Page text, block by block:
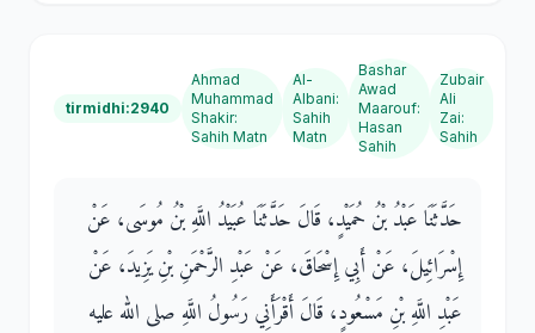
tirmidhi:2940
Ahmad
Muhammad
Shakir:
Sahih Matn
Al-
Albani:
Sahih
Matn
Bashar
Awad
Maarouf:
Hasan
Sahih
Zubair
Ali
Zai:
Sahih
حَدَّثَنَا عَبْدُ بْنُ حُمَيْدٍ، قَالَ حَدَّثَنَا عُبَيْدُ اللَّهِ بْنُ مُوسَى، عَنْ
إِسْرَائِيلَ، عَنْ أَبِي إِسْحَاقَ، عَنْ عَبْدِ الرَّحْمَنِ بْنِ يَزِيدَ، عَنْ
عَبْدِ اللَّهِ بْنِ مَسْعُودٍ، قَالَ أَقْرَأَنِي رَسُولُ اللَّهِ صلى الله عليه